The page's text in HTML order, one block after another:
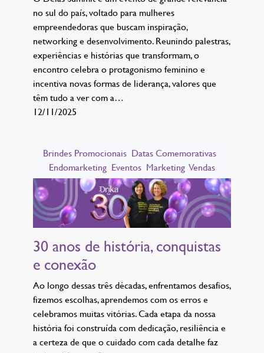
no sul do país, voltado para mulheres
empreendedoras que buscam inspiração,
networking e desenvolvimento. Reunindo palestras,
experiências e histórias que transformam, o
encontro celebra o protagonismo feminino e
incentiva novas formas de liderança, valores que
têm tudo a ver com a…
12/11/2025
Brindes Promocionais Datas Comemorativas
Endomarketing Eventos Marketing Vendas
30 anos de história, conquistas
e conexão
Ao longo dessas três décadas, enfrentamos desafios,
fizemos escolhas, aprendemos com os erros e
celebramos muitas vitórias. Cada etapa da nossa
história foi construída com dedicação, resiliência e
a certeza de que o cuidado com cada detalhe faz